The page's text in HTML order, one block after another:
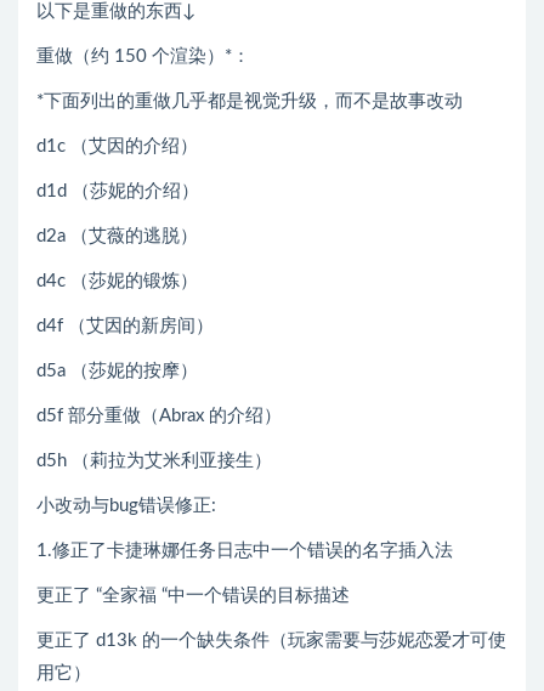
以下是重做的东西↓
重做（约 150 个渲染）*：
*下面列出的重做几乎都是视觉升级，而不是故事改动
d1c （艾因的介绍）
d1d （莎妮的介绍）
d2a （艾薇的逃脱）
d4c （莎妮的锻炼）
d4f （艾因的新房间）
d5a （莎妮的按摩）
d5f 部分重做（Abrax 的介绍）
d5h （莉拉为艾米利亚接生）
小改动与bug错误修正:
1.修正了卡捷琳娜任务日志中一个错误的名字插入法
更正了 “全家福 “中一个错误的目标描述
更正了 d13k 的一个缺失条件（玩家需要与莎妮恋爱才可使
用它）